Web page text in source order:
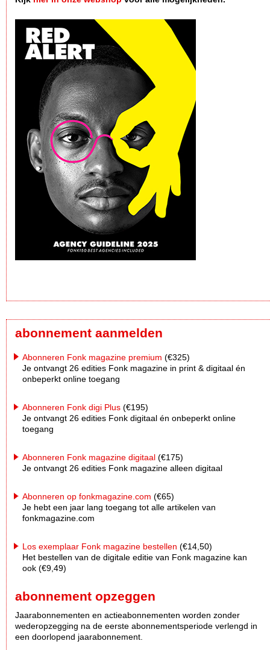
abonnement aanmelden
Abonneren Fonk magazine premium (€325)
Je ontvangt 26 edities Fonk magazine in print & digitaal én
onbeperkt online toegang
Abonneren Fonk digi Plus (€195)
Je ontvangt 26 edities Fonk digitaal én onbeperkt online
toegang
Abonneren Fonk magazine digitaal (€175)
Je ontvangt 26 edities Fonk magazine alleen digitaal
Abonneren op fonkmagazine.com (€65)
Je hebt een jaar lang toegang tot alle artikelen van
fonkmagazine.com
Los exemplaar Fonk magazine bestellen (€14,50)
Het bestellen van de digitale editie van Fonk magazine kan
ook (€9,49)
abonnement opzeggen
Jaarabonnementen en actieabonnementen worden zonder
wederopzegging na de eerste abonnementsperiode verlengd in
een doorlopend jaarabonnement.